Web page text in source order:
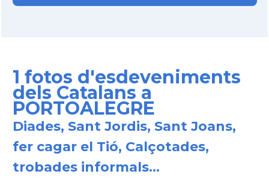
1 fotos d'esdeveniments
dels Catalans a
PORTOALEGRE
Diades, Sant Jordis, Sant Joans,
fer cagar el Tió, Calçotades,
trobades informals...